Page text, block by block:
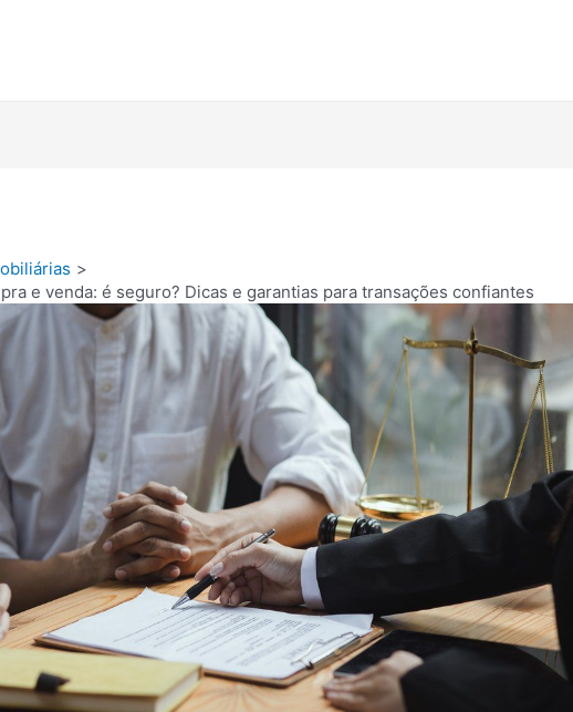
e venda: é seguro? Dicas e garantias para transações confiantes